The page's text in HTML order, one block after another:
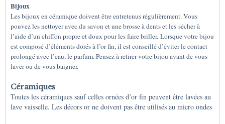
Bijoux
Les bijoux en céramique doivent être entretenus régulièrement. Vous
pouvez les nettoyer avec du savon et une brosse à dents et les sécher à
l’aide d’un chiffon propre et doux pour les faire briller. Lorsque votre bijou
est composé d’éléments dorés à l’or fin, il est conseillé d’éviter le contact
prolongé avec l’eau, le parfum. Pensez à retirer votre bijou avant de vous
laver ou de vous baigner.
Céramiques
Toutes les céramiques sauf celles ornées d’or fin peuvent être lavées au
lave vaisselle. Les décors or ne doivent pas être utilisés au micro ondes